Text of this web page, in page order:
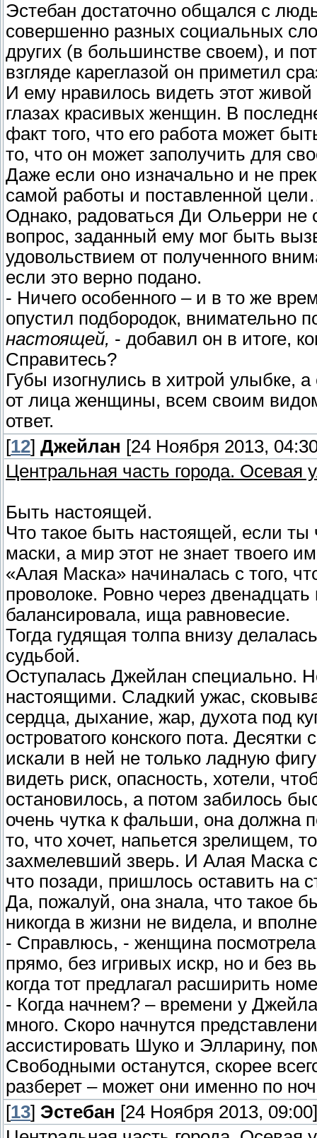
Эстебан достаточно общался с
совершенно разных социальных
других (в большинстве своем), и
взгляде кареглазой он приметил
И ему нравилось видеть этот
глазах красивых женщин. В
факт того, что его работа может
то, что он может заполучить для
Даже если оно изначально и не
самой работы и поставленной
Однако, радоваться Ди Ольерри
вопрос, заданный ему мог быть
удовольствием от полученного
если это верно подано.
- Ничего особенного – и в то же
опустил подбородок, внимательно
настоящей, - добавил он в итоге,
Справитесь?
Губы изогнулись в хитрой улыбке,
от лица женщины, всем своим
ответ.
[12] Джейлан [24 Ноября 2013,
Центральная часть города. Осевая
Быть настоящей.
Что такое быть настоящей, если ты
маски, а мир этот не знает твоего
«Алая Маска» начиналась с того,
проволоке. Ровно через
балансировала, ища равновесие.
Тогда гудящая толпа внизу
судьбой.
Оступалась Джейлан специально.
настоящими. Сладкий ужас,
сердца, дыхание, жар, духота под
островатого конского пота.
искали в ней не только ладную
видеть риск, опасность, хотели,
остановилось, а потом забилось
очень чутка к фальши, она должна
то, что хочет, напьется зрелищем,
захмелевший зверь. И Алая Маска
что позади, пришлось оставить на
Да, пожалуй, она знала, что такое
никогда в жизни не видела, и
- Справлюсь, - женщина посмотрела
прямо, без игривых искр, но и без
когда тот предлагал расширить
- Когда начнем? – времени у
много. Скоро начнутся
ассистировать Шуко и Элларину,
Свободными останутся, скорее
разберет – может они именно по
[13] Эстебан [24 Ноября 2013, 09:00]